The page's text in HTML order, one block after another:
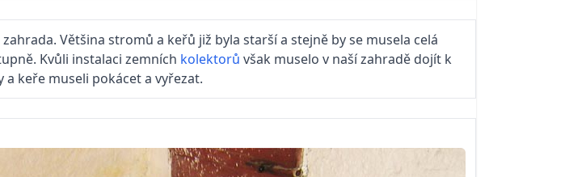
zahrada. Většina stromů a keřů již byla starší a stejně by se musela celá
Kvůli instalaci zemních kolektorů však muselo v naší zahradě dojít k
a keře museli pokácet a vyřezat.